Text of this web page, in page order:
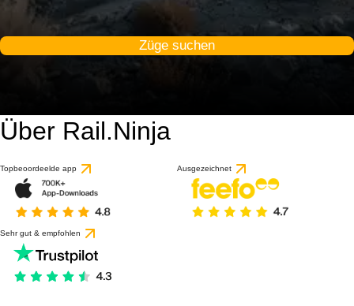
Züge suchen
Über Rail.Ninja
Topbeoordeelde app Ausgezeichnet
Sehr gut & empfohlen